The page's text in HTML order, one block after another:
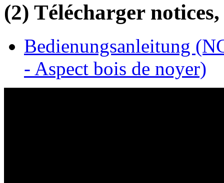
(2) Télécharger
Bedienungsanleitung
- Aspect bois de noyer)